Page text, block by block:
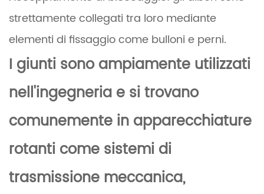
strettamente collegati tra loro mediante
elementi di fissaggio come bulloni e perni.
I giunti sono ampiamente utilizzati
nell'ingegneria e si trovano
comunemente in apparecchiature
rotanti come sistemi di
trasmissione meccanica,